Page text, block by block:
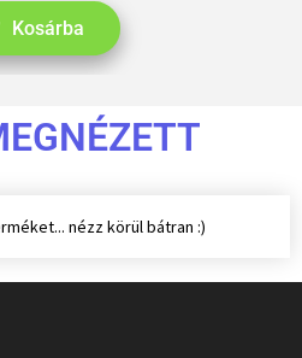
Kosárba
nézz körül bátran :)